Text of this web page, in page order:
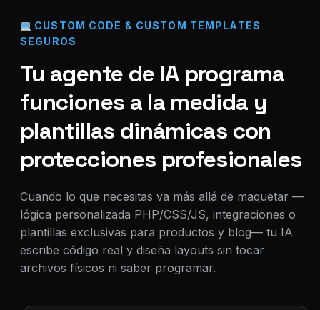
CUSTOM CODE & CUSTOM TEMPLATES
SEGUROS
Tu agente de IA programa
funciones a la medida y
plantillas dinámicas con
protecciones profesionales
Cuando lo que necesitas va más allá de maquetar —
lógica personalizada PHP/CSS/JS, integraciones o
plantillas exclusivas para productos y blog— tu IA
escribe código real y diseña layouts sin tocar
archivos físicos ni saber programar.